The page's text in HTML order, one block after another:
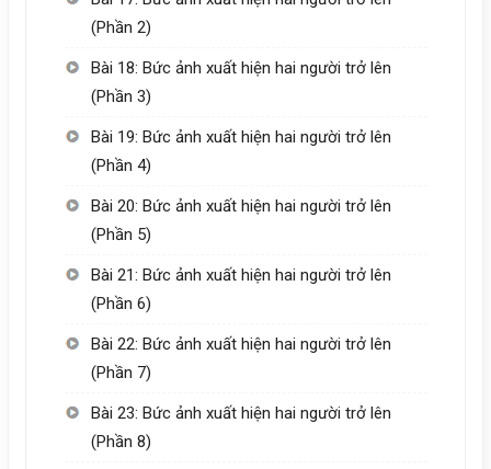
(Phần 2)
Bài 18: Bức ảnh xuất hiện hai người trở lên
(Phần 3)
Bài 19: Bức ảnh xuất hiện hai người trở lên
(Phần 4)
Bài 20: Bức ảnh xuất hiện hai người trở lên
(Phần 5)
Bài 21: Bức ảnh xuất hiện hai người trở lên
(Phần 6)
Bài 22: Bức ảnh xuất hiện hai người trở lên
(Phần 7)
Bài 23: Bức ảnh xuất hiện hai người trở lên
(Phần 8)